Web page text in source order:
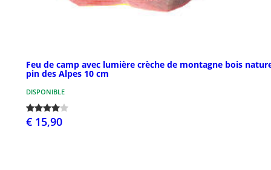
Feu de camp avec lumière crèche de montagne bois
pin des Alpes 10 cm
DISPONIBLE
€ 15,90